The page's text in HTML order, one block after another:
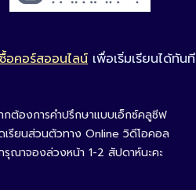
อคอร์สออนไลน์ เพื่อเริ่มเรียนได้ทันที
กต้องการคำปรึกษาแบบเอ็กซ์คลูซีฟ
เรียนส่วนตัวทาง Online วิดีโอคอล
รุณาจองล่วงหน้า 1-2 สัปดาห์นะคะ